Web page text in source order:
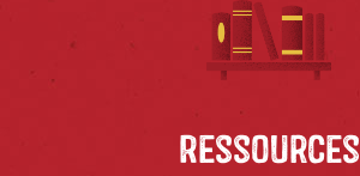
Ressources